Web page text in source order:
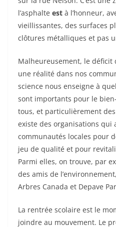
l’asphalte est à l’honneur,
vieillissantes, des surfaces
clôtures métalliques et pas
Malheureusement, le déficit
une réalité dans nos
science nous enseigne à
sont importants pour le
tous, et particulièrement
existe des organisations qui
communautés locales pour
jeu de qualité et pour
Parmi elles, on trouve, par
des amis de
Arbres Canada et Depave
La rentrée scolaire est le
joindre au mouvement. Le